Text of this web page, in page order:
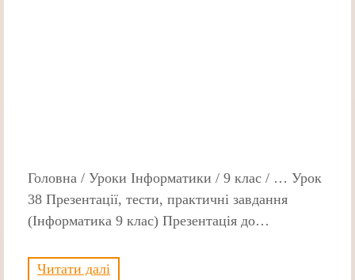
Головна / Уроки Інформатики / 9 клас / … Урок
38 Презентації, тести, практичні завдання
(Інформатика 9 клас) Презентація до…
Читати далі